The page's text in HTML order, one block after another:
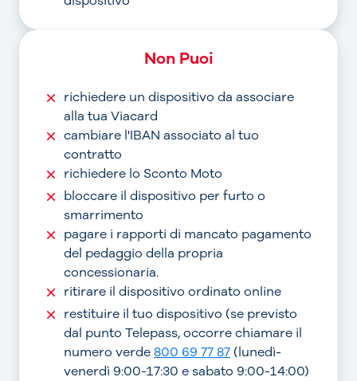
Non Puoi
richiedere un dispositivo da associare
alla tua Viacard
cambiare l'IBAN associato al tuo
contratto
richiedere lo Sconto Moto
bloccare il dispositivo per furto o
smarrimento
pagare i rapporti di mancato pagamento
del pedaggio della propria
concessionaria.
ritirare il dispositivo ordinato online
restituire il tuo dispositivo (se previsto
dal punto Telepass, occorre chiamare il
numero verde800 69 77 87(lunedì-
venerdì 9:00-17:30 e sabato 9:00-14:00)